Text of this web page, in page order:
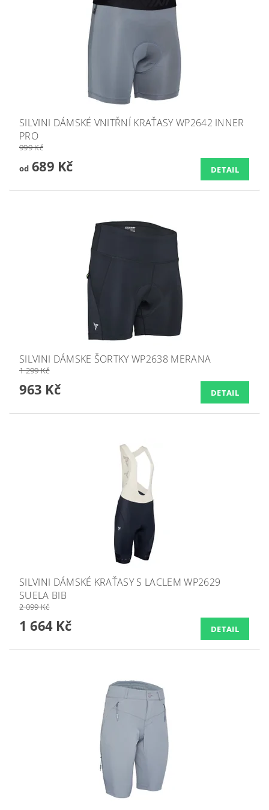
SILVINI DÁMSKÉ VNITŘNÍ KRAŤASY WP2642 INNER
PRO
999 Kč
od689 Kč DETAIL
SILVINI DÁMSKE ŠORTKY WP2638 MERANA
1 299 Kč
963 Kč DETAIL
SILVINI DÁMSKÉ KRAŤASY S LACLEM WP2629
SUELA BIB
2 099 Kč
1 664 Kč DETAIL